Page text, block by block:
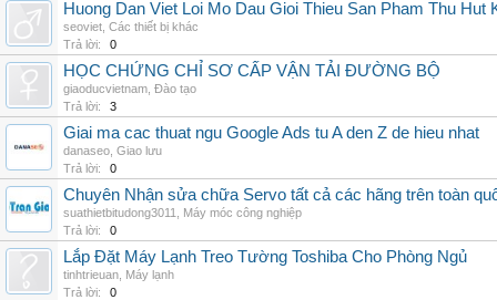
Huong Dan Viet Loi Mo Dau Gioi Thieu San Pham Thu Hut
seoviet Các thiết bị khác
Trả lời:
0
HỌC CHỨNG CHỈ SƠ CẤP VẬN TẢI ĐƯỜNG BỘ
giaoducvietnam Đào tạo
Trả lời:
3
Giai ma cac thuat ngu Google Ads tu A den Z de hieu nhat
danaseo Giao lưu
Trả lời:
0
Chuyên Nhận sửa chữa Servo tất cả các hãng trên toàn
suathietbitudong3011
Máy móc công nghiệp
Trả lời:
0
Lắp Đặt Máy Lạnh Treo Tường Toshiba Cho Phòng Ngủ
tinhtrieuan Máy lạnh
Trả lời:
0